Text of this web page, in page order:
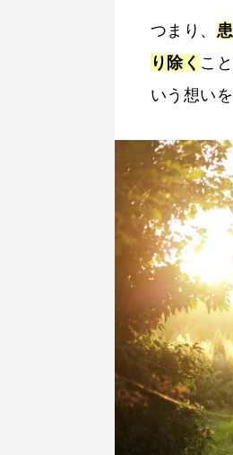
つまり、
り除く こ
いう想い